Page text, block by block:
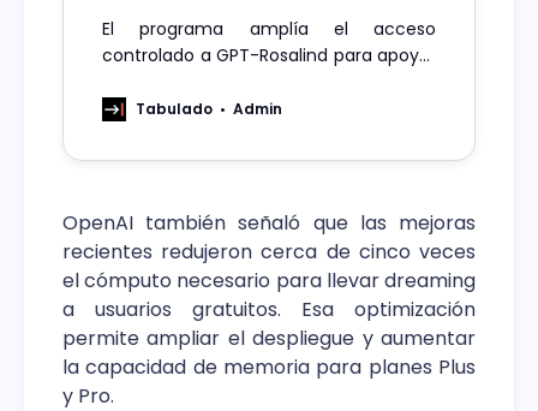
El programa amplía el acceso
controlado a GPT-Rosalind para apoyar
respuesta ante riesgos biológicos.
Tabulado Admin
OpenAI también señaló que las mejoras
recientes redujeron cerca de cinco veces
el cómputo necesario para llevar dreaming
a usuarios gratuitos. Esa optimización
permite ampliar el despliegue y aumentar
la capacidad de memoria para planes Plus
y Pro.